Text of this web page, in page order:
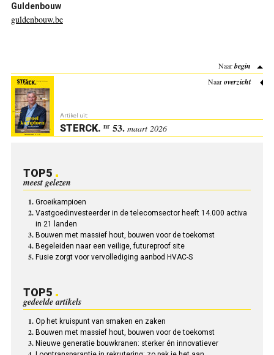
Guldenbouw
guldenbouw.be
Naarbegin
Naaroverzicht
Artikel uit:
STERCK. nr53. maart 2026
TOP5
meest gelezen
Groeikampioen
Vastgoedinvesteerder in de telecomsector heeft 14.000 activa
in 21 landen
Bouwen met massief hout, bouwen voor de toekomst
Begeleiden naar een veilige, futureproof site
Fusie zorgt voor vervollediging aanbod HVAC-S
TOP5
gedeelde artikels
Op het kruispunt van smaken en zaken
Bouwen met massief hout, bouwen voor de toekomst
Nieuwe generatie bouwkranen: sterker én innovatiever